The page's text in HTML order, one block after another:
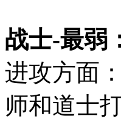
战士-最弱
进攻方面
师和道士